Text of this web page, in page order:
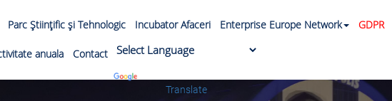
Parc Ştiinţific şi Tehnologic Incubator Afaceri Enterprise Europe Network GDPR
anuala Contact
Translate